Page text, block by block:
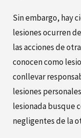
Sin embargo, hay
lesiones ocurren
las acciones de
conocen como
conllevar
lesiones
lesionada busque
negligentes de la